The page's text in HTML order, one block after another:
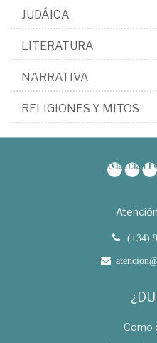
JUDÁICA
LITERATURA
NARRATIVA
RELIGIONES Y MITOS
(+34)
Como